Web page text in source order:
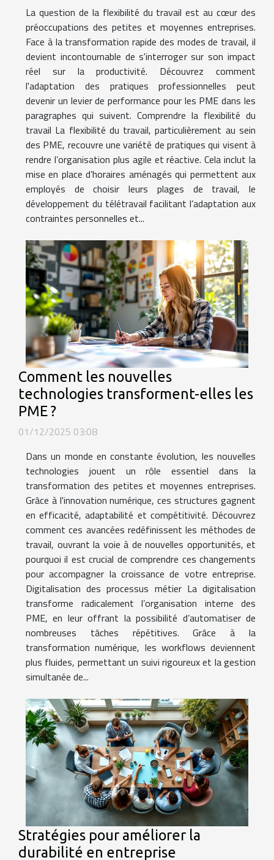
La question de la flexibilité du travail est au cœur des
préoccupations des petites et moyennes entreprises.
Face à la transformation rapide des modes de travail, il
devient incontournable de s'interroger sur son impact
réel sur la productivité. Découvrez comment
l'adaptation des pratiques professionnelles peut
devenir un levier de performance pour les PME dans les
paragraphes qui suivent. Comprendre la flexibilité du
travail La flexibilité du travail, particulièrement au sein
des PME, recouvre une variété de pratiques qui visent à
rendre l’organisation plus agile et réactive. Cela inclut la
mise en place d’horaires aménagés qui permettent aux
employés de choisir leurs plages de travail, le
développement du télétravail facilitant l’adaptation aux
contraintes personnelles et...
Comment les nouvelles
technologies transforment-elles les
PME ?
01/12/2025 03:08
Dans un monde en constante évolution, les nouvelles
technologies jouent un rôle essentiel dans la
transformation des petites et moyennes entreprises.
Grâce à l'innovation numérique, ces structures gagnent
en efficacité, adaptabilité et compétitivité. Découvrez
comment ces avancées redéfinissent les méthodes de
travail, ouvrant la voie à de nouvelles opportunités, et
pourquoi il est crucial de comprendre ces changements
pour accompagner la croissance de votre entreprise.
Digitalisation des processus métier La digitalisation
transforme radicalement l’organisation interne des
PME, en leur offrant la possibilité d’automatiser de
nombreuses tâches répétitives. Grâce à la
transformation numérique, les workflows deviennent
plus fluides, permettant un suivi rigoureux et la gestion
simultanée de...
Stratégies pour améliorer la
durabilité en entreprise